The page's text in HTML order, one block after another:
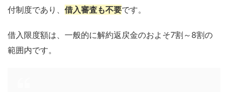
付制度であり、 借入審査も不要です。
借入限度額は、一般的に解約返戻金のおよそ7割～8割の
範囲内です。